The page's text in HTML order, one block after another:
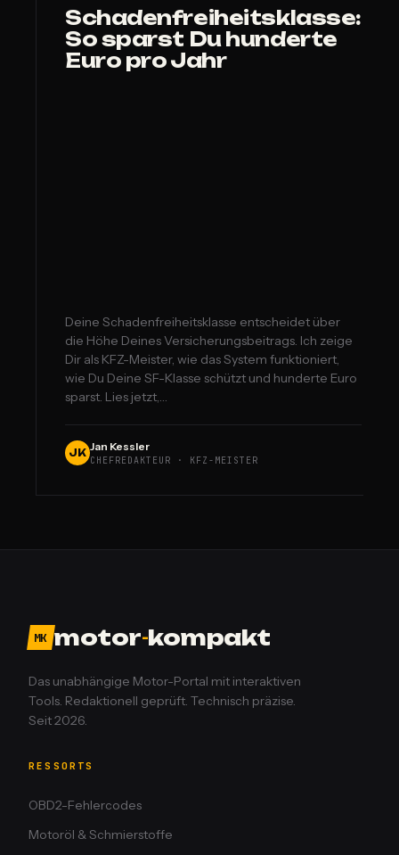
Schadenfreiheitsklasse:
So sparst Du hunderte
Euro pro Jahr
Deine Schadenfreiheitsklasse entscheidet über
die Höhe Deines Versicherungsbeitrags. Ich zeige
Dir als KFZ-Meister, wie das System funktioniert,
wie Du Deine SF-Klasse schützt und hunderte Euro
sparst. Lies jetzt,…
JK Jan Kessler
CHEFREDAKTEUR · KFZ-MEISTER
MK motor-kompakt
Das unabhängige Motor-Portal mit interaktiven
Tools. Redaktionell geprüft. Technisch präzise.
Seit 2026.
RESSORTS
OBD2-Fehlercodes
Motoröl & Schmierstoffe